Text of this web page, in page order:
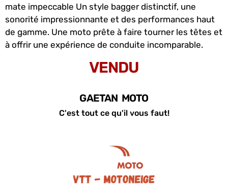
mate impeccable Un style bagger distinctif, une
sonorité impressionnante et des performances haut
de gamme. Une moto prête à faire tourner les têtes et
à offrir une expérience de conduite incomparable.
VENDU
GAETAN MOTO
C'est tout ce qu'il vous faut!